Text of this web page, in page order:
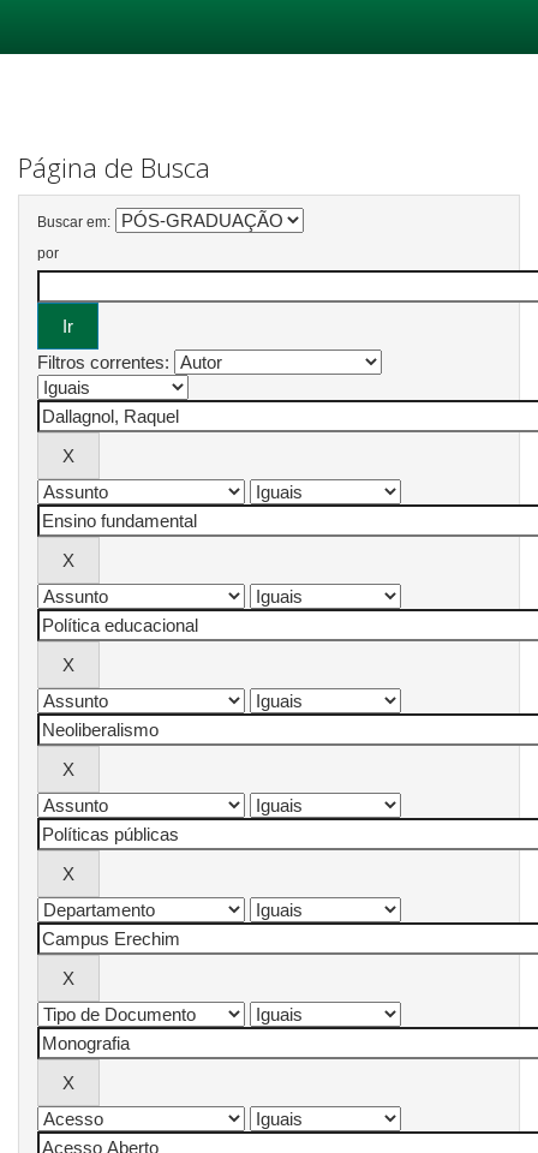
Página de Busca
Buscar em:
por
Filtros correntes: